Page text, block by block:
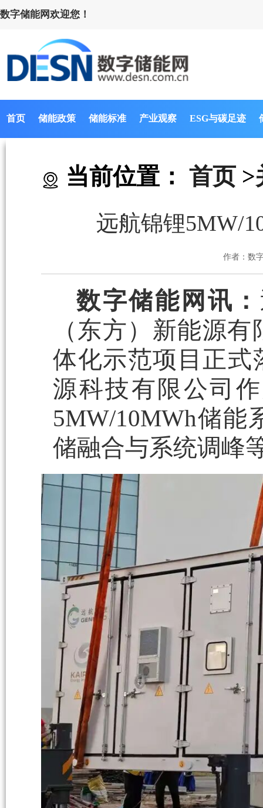
数字储能网欢迎您！
首页 储能政策 储能标准 产业观察 ESG与碳足迹
当前位置： 首页 >
远航锦锂5MW/
作者：数
数字储能网讯：
（东方）新能源
体化示范项目正式
源科技有限公司
5MW/10MWh储
储融合与系统调峰